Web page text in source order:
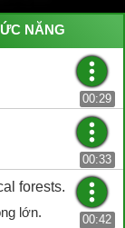
NĂNG
00:29
00:33
forests.
lớn.
00:42